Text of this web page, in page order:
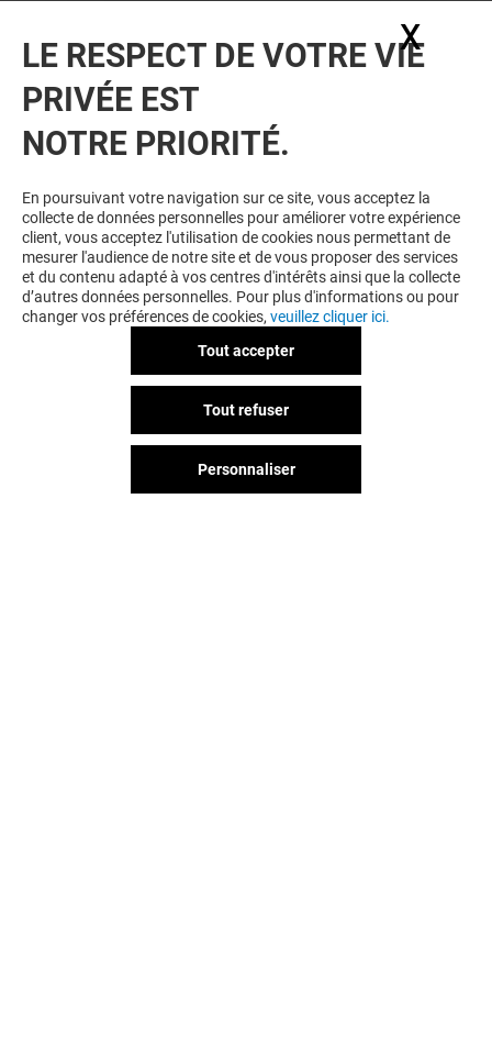
LE RESPECT DE VOTRE VIE
PRIVÉE EST
NOTRE PRIORITÉ.
En poursuivant votre navigation sur ce site, vous acceptez la
collecte de données personnelles pour améliorer votre expérience
client, vous acceptez l'utilisation de cookies nous permettant de
mesurer l'audience de notre site et de vous proposer des services
et du contenu adapté à vos centres d'intérêts ainsi que la collecte
d’autres données personnelles. Pour plus d'informations ou pour
changer vos préférences de cookies, veuillez cliquer ici.
Tout accepter
Tout refuser
Personnaliser
X